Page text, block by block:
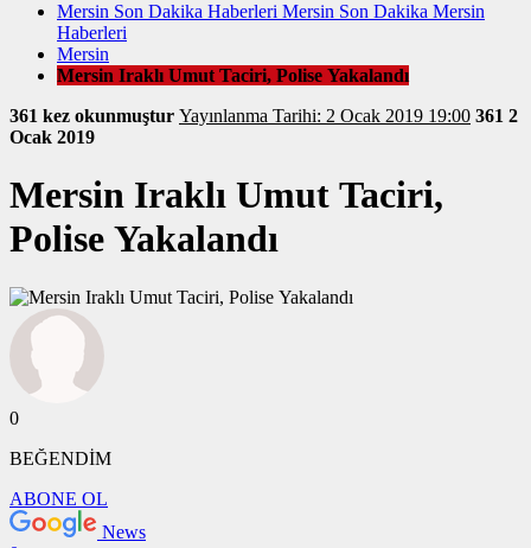
Mersin Son Dakika Haberleri Mersin Son Dakika Mersin
Haberleri
Mersin
Mersin Iraklı Umut Taciri, Polise Yakalandı
361 kez okunmuştur
Yayınlanma Tarihi: 2 Ocak 2019 19:00 361 2
Ocak 2019
Mersin Iraklı Umut Taciri,
Polise Yakalandı
0
BEĞENDİM
ABONE OL
News